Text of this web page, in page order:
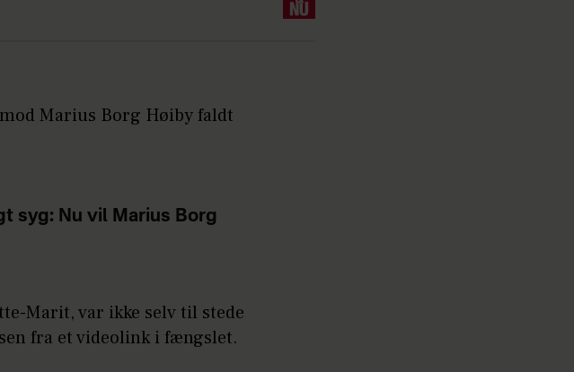
Marius Borg Høiby faldt
syg: Nu vil Marius Borg
Marit, var ikke selv til stede
fra et videolink i fængslet.